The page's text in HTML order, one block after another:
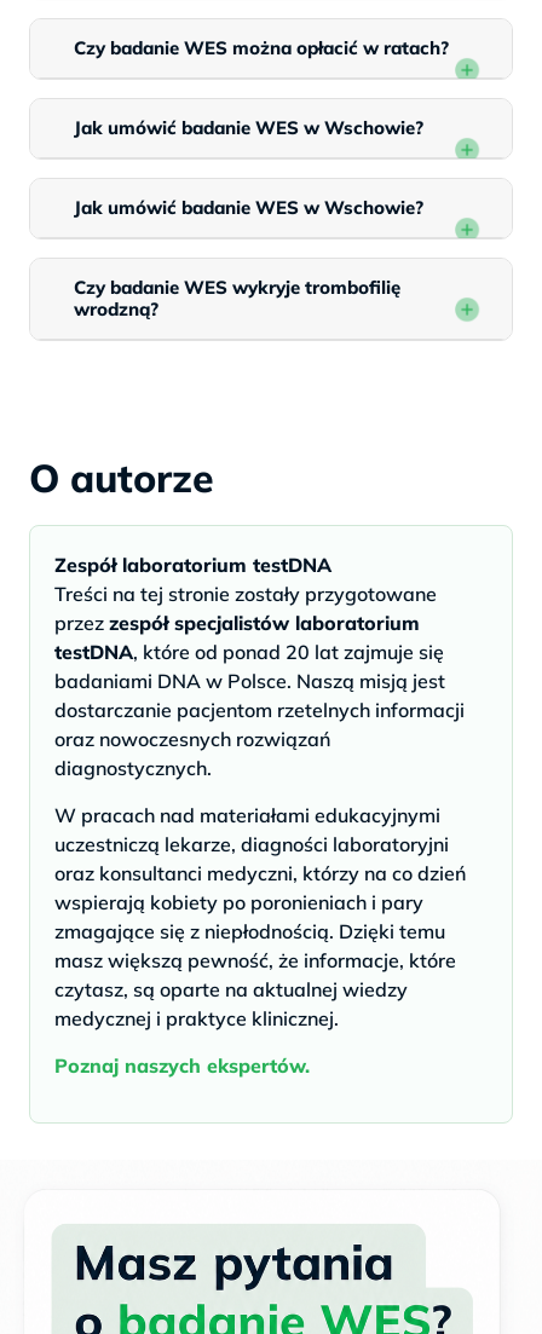
Czy badanie WES można opłacić w ratach?
Jak umówić badanie WES w Wschowie?
Jak umówić badanie WES w Wschowie?
Czy badanie WES wykryje trombofilię
wrodzną?
O autorze
Zespół laboratorium testDNA
Treści na tej stronie zostały przygotowane
przez zespół specjalistów laboratorium
testDNA, które od ponad 20 lat zajmuje się
badaniami DNA w Polsce. Naszą misją jest
dostarczanie pacjentom rzetelnych informacji
oraz nowoczesnych rozwiązań
diagnostycznych.
W pracach nad materiałami edukacyjnymi
uczestniczą lekarze, diagności laboratoryjni
oraz konsultanci medyczni, którzy na co dzień
wspierają kobiety po poronieniach i pary
zmagające się z niepłodnością. Dzięki temu
masz większą pewność, że informacje, które
czytasz, są oparte na aktualnej wiedzy
medycznej i praktyce klinicznej.
Poznaj naszych ekspertów.